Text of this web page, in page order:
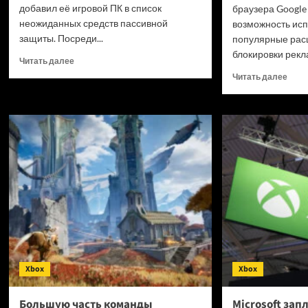
добавил её игровой ПК в список
неожиданных средств пассивной
защиты. Посреди...
Читать далееПрочитать
остановил
пулю:
на
Reddit
рассказали
о
странном
опасном
инциденте
браузера
возможность
популярные
блокировки
Читать далее
не
Xbox
Большую часть команды
Xbox
Microsoft